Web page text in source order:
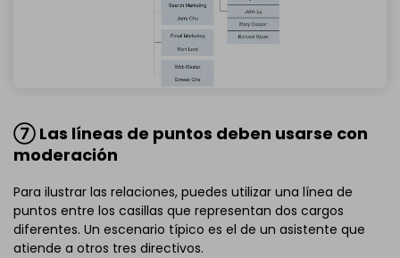
⑦ Las líneas de puntos deben usarse con
moderación
Para ilustrar las relaciones, puedes utilizar una línea de
puntos entre los casillas que representan dos cargos
diferentes. Un escenario típico es el de un asistente que
atiende a otros tres directivos.